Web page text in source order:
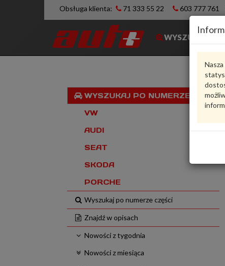
Obsługa klienta: 71 333 55 22 603 777 761
WYSZUKAJ PO NUMERZE VIN
VW
AUDI
SEAT
SKODA
PORCHE
Wyszukaj po numerze części
Znajdź w opisach
Nowości z tygodnia
Nowości z miesiąca